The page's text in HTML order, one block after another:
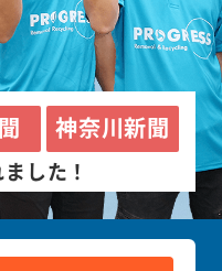
神奈川新聞
した！